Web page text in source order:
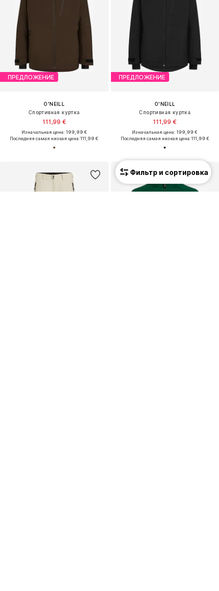
ПРЕДЛОЖЕНИЕ
O'NEILL
Спортивная куртка
111,99 €
Изначальная цена: 199,99 €
Последняя самая низкая цена:111,99 €
ПРЕДЛОЖЕНИЕ
O'NEILL
Спортивная куртка
111,99 €
Изначальная цена: 199,99 €
Последняя самая низкая цена:111,99 €
Фильтр и сортировка